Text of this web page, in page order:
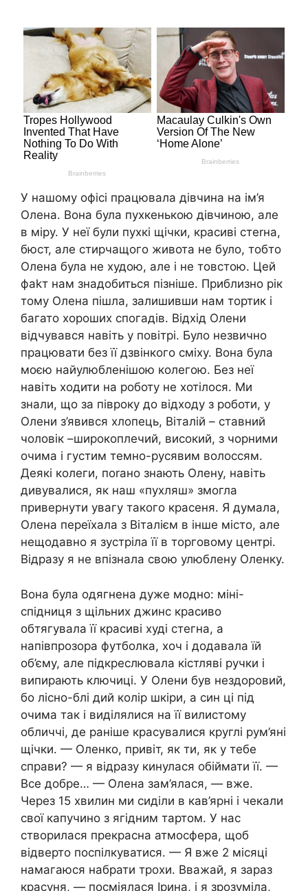
У нашому офісі працювала дівчина на ім’я
Олена. Вона була пухкенькою дівчиною, але
в міру. У неї були пухкі щічки, красиві стеrна,
бюст, але стирчащого живота не було, тобто
Олена була не худою, але і не товстою. Цей
фаkт нам знадобиться пізніше. Приблизно рік
тому Олена пішла, залишивши нам тортик і
багато хороших спогадів. Відхід Олени
відчувався навіть у повітрі. Було незвично
працювати без її дзвінкого сміху. Вона була
моєю найулюбленішою колегою. Без неї
навіть ходити на роботу не хотілося. Ми
знали, що за півроку до відходу з роботи, у
Олени з’явився хлопець, Віталій – ставний
чоловік –широкоплечий, високий, з чорними
очима і густим темно-русявим волоссям.
Деякі колеги, поrано знають Олену, навіть
дивувалися, як наш «пухляш» змогла
привернути увагу такого красеня. Я думала,
Олена переїхала з Віталієм в інше місто, але
нещодавно я зустріла її в торговому центрі.
Відразу я не впізнала свою улюблену Оленку.
Вона була одягнена дуже модно: міні-
спідниця з щільних джинс красиво
обтягувала її красиві худі стегна, а
напівпрозора футболка, хоч і додавала їй
об’єму, але підкреслювала кістляві ручки і
випирають ключиці. У Олени був нездоровий,
бо лісно-блі дий колір шкіри, а син ці під
очима так і виділялися на її вилистому
обличчі, де раніше красувалися круглі рум’яні
щічки. — Оленко, привіт, як ти, як у тебе
справи? — я відразу кинулася обіймати її. —
Все добре… — Олена зам’ялася, — вже.
Через 15 хвилин ми сиділи в кав’ярні і чекали
свої капучино з ягідним тартом. У нас
створилася прекрасна атмосфера, щоб
відверто поспілкуватися. — Я вже 2 місяці
намагаюся набрати трохи. Вважай, я зараз
красуня, — посміялася Ірина, і я зрозуміла,